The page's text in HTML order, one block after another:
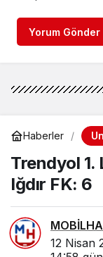
Yorum Gönder
Haberler
Trendyol 1.
Iğdır FK: 6
12 Nisan